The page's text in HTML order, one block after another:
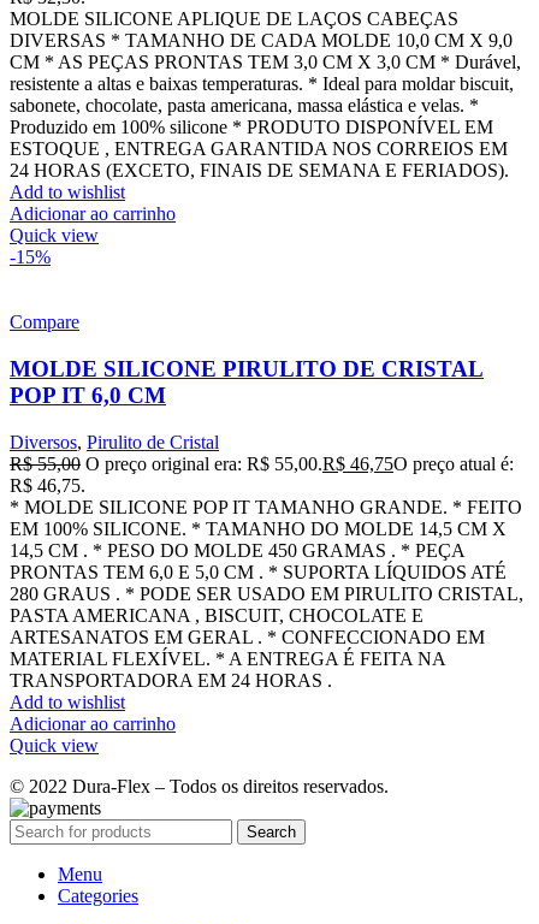
MOLDE SILICONE APLIQUE DE LAÇOS CABEÇAS
DIVERSAS * TAMANHO DE CADA MOLDE 10,0 CM X 9,0
CM * AS PEÇAS PRONTAS TEM 3,0 CM X 3,0 CM * Durável,
resistente a altas e baixas temperaturas. * Ideal para moldar biscuit,
sabonete, chocolate, pasta americana, massa elástica e velas. *
Produzido em 100% silicone * PRODUTO DISPONÍVEL EM
ESTOQUE , ENTREGA GARANTIDA NOS CORREIOS EM
24 HORAS (EXCETO, FINAIS DE SEMANA E FERIADOS).
Add to wishlist
Adicionar ao carrinho
Quick view
-15%
Compare
MOLDE SILICONE PIRULITO DE CRISTAL
POP IT 6,0 CM
Diversos, Pirulito de Cristal
R$55,00 O preço original era: R$ 55,00.R$ 46,75O preço atual é:
R$ 46,75.
* MOLDE SILICONE POP IT TAMANHO GRANDE. * FEITO
EM 100% SILICONE. * TAMANHO DO MOLDE 14,5 CM X
14,5 CM . * PESO DO MOLDE 450 GRAMAS . * PEÇA
PRONTAS TEM 6,0 E 5,0 CM . * SUPORTA LÍQUIDOS ATÉ
280 GRAUS . * PODE SER USADO EM PIRULITO CRISTAL,
PASTA AMERICANA , BISCUIT, CHOCOLATE E
ARTESANATOS EM GERAL . * CONFECCIONADO EM
MATERIAL FLEXÍVEL. * A ENTREGA É FEITA NA
TRANSPORTADORA EM 24 HORAS .
Add to wishlist
Adicionar ao carrinho
Quick view
© 2022 Dura-Flex – Todos os direitos reservados.
Search
Menu
Categories